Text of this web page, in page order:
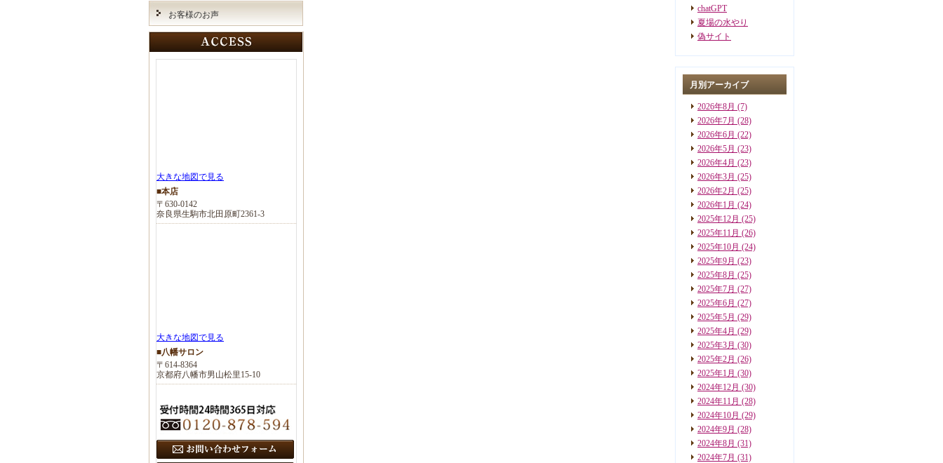
chatGPT
夏場の水やり
偽サイト
月別アーカイブ
2026年8月 (7)
2026年7月 (28)
2026年6月 (22)
2026年5月 (23)
2026年4月 (23)
2026年3月 (25)
2026年2月 (25)
2026年1月 (24)
2025年12月 (25)
2025年11月 (26)
2025年10月 (24)
2025年9月 (23)
2025年8月 (25)
2025年7月 (27)
2025年6月 (27)
2025年5月 (29)
2025年4月 (29)
2025年3月 (30)
2025年2月 (26)
2025年1月 (30)
2024年12月 (30)
2024年11月 (28)
2024年10月 (29)
2024年9月 (28)
2024年8月 (31)
2024年7月 (31)
お客様のお声
大きな地図で見る
■本店
〒630-0142
奈良県生駒市北田原町2361-3
大きな地図で見る
■八幡サロン
〒614-8364
京都府八幡市男山松里15-10